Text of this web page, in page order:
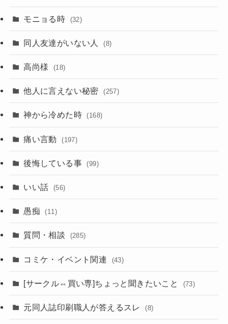
モニョる時 (32)
同人友達がいない人 (8)
高尚様 (18)
他人に言えない秘密 (257)
神から冷めた時 (168)
痛い言動 (197)
後悔している事 (99)
いい話 (56)
愚痴 (11)
質問・相談 (285)
コミケ・イベント関連 (43)
[サークル⇔買い専]ちょっと聞きたいこと (73)
元同人誌印刷職人が答えるスレ (8)